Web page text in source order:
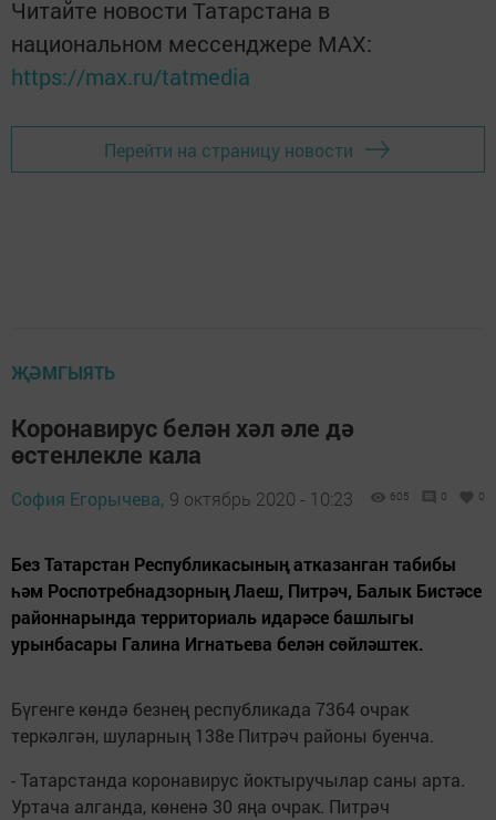
Читайте новости Татарстана в
национальном мессенджере MАХ:
https://max.ru/tatmedia
Перейти на страницу новости
ҖӘМГЫЯТЬ
Коронавирус белән хәл әле дә
өстенлекле кала
София Егорычева, 9 октябрь 2020 - 10:23 605 0 0
Без Татарстан Республикасының атказанган табибы
һәм Роспотребнадзорның Лаеш, Питрәч, Балык Бистәсе
районнарында территориаль идарәсе башлыгы
урынбасары Галина Игнатьева белән сөйләштек.
Бүгенге көндә безнең республикада 7364 очрак
теркәлгән, шуларның 138е Питрәч районы буенча.
- Татарстанда коронавирус йоктыручылар саны арта.
Уртача алганда, көненә 30 яңа очрак. Питрәч